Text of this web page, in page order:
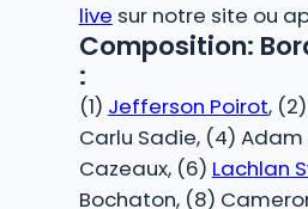
live sur notre site ou
Composition:
:
(1) Jefferson Poirot,
Carlu Sadie, (4)
Cazeaux, (6) Lachlan
Bochaton, (8)